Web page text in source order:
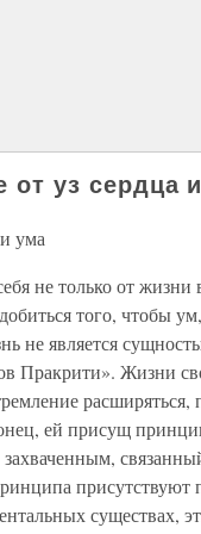
от уз сердца
ума
не только от жизни
того, чтобы
не является
Пракрити». Жизни
расширяться,
ей присущ
присутствуют
существах,